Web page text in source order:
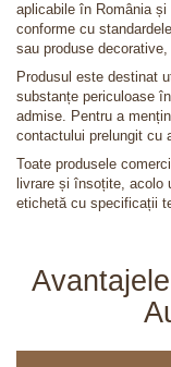
aplicabile în România
conforme cu
sau produse
Produsul este destinat
substanțe periculoase
admise. Pentru a
contactului prelungit cu
Toate produsele
livrare și însoțite, acolo
etichetă cu specificații